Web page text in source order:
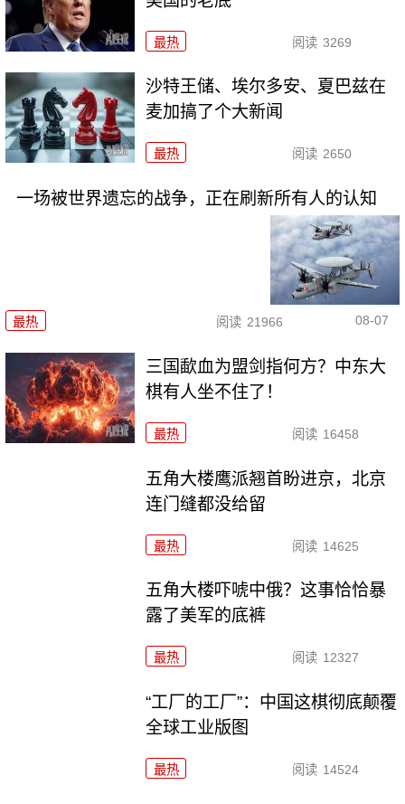
最热 阅读 3269
沙特王储、埃尔多安、夏巴兹在
麦加搞了个大新闻
最热 阅读 2650
一场被世界遗忘的战争，正在刷新所有人的认知
最热 阅读 21966 08-07
三国歃血为盟剑指何方？中东大
棋有人坐不住了！
最热 阅读 16458
五角大楼鹰派翘首盼进京，北京
连门缝都没给留
最热 阅读 14625
五角大楼吓唬中俄？这事恰恰暴
露了美军的底裤
最热 阅读 12327
“工厂的工厂”：中国这棋彻底颠覆
全球工业版图
最热 阅读 14524